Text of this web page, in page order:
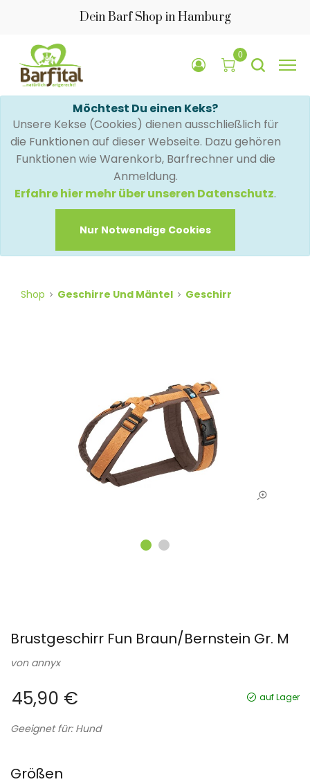
Dein Barf Shop in Hamburg
0
Möchtest Du einen Keks?
Unsere Kekse (Cookies) dienen ausschließlich für
die Funktionen auf dieser Webseite. Dazu gehören
Funktionen wie Warenkorb, Barfrechner und die
Anmeldung.
Erfahre hier mehr über unseren Datenschutz.
Nur Notwendige Cookies
Shop Geschirre Und Mäntel Geschirr
Brustgeschirr Fun Braun/Bernstein Gr. M
von annyx
45,90 € auf Lager
Geeignet für: Hund
Größen